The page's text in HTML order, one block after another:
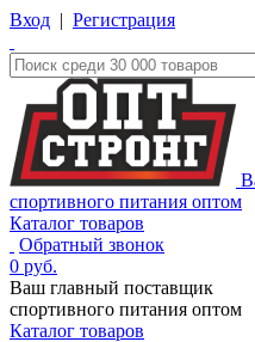
Вход | Регистрация
спортивного питания оптом
Каталог товаров
Обратный звонок
0 руб.
Ваш главный поставщик
спортивного питания оптом
Каталог товаров